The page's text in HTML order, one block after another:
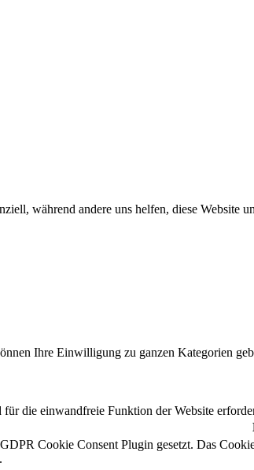
während andere uns helfen, diese Website
Ihre Einwilligung zu ganzen Kategorien
die einwandfreie Funktion der Website
Cookie Consent Plugin gesetzt. Das